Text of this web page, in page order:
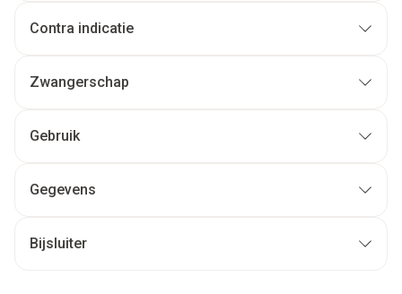
Contra indicatie
Zwangerschap
Gebruik
Gegevens
Bijsluiter